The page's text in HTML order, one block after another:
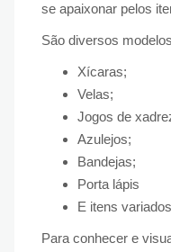
se apaixonar pelos
São diversos
Xícaras;
Velas;
Jogos de
Azulejos;
Bandejas;
Porta lápis
E itens
Para conhecer e